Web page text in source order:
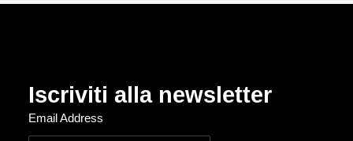
Iscriviti alla newsletter
Email Address